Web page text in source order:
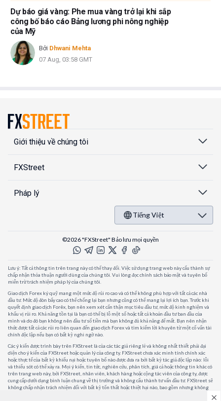
Dự báo giá vàng: Phe mua vàng trở lại khi sắp
công bố báo cáo Bảng lương phi nông nghiệp
của Mỹ
Bởi Dhwani Mehta
07 Aug, 03:58 GMT
Giới thiệu về chúng tôi
FXStreet
Pháp lý
Tiếng Việt
©2026 "FXStreet" Bảo lưu mọi quyền
Lưu ý: Tất cả thông tin trên trang này có thể thay đổi. Việc sử dụng trang web này cấu thành sự
chấp nhận thỏa thuận người dùng của chúng tôi. Vui lòng đọc chính sách bảo mật và tuyên bố
miễn trừ trách nhiệm pháp lý của chúng tôi.
Giao dịch Forex ký quỹ mang một mức độ rủi ro cao và có thể không phù hợp với tất cả các nhà
đầu tư. Mức độ đòn bẩy cao có thể chống lại bạn nhưng cũng có thể mang lại lợi ích bạn. Trước khi
quyết định giao dịch Forêx, bạn nên xem xét cẩn thận mục tiêu đầu tư, mức độ kinh nghiệm và
khẩu vị rủi ro. Khả năng tồn tại là bạn có thể bị lỗ một số hoặc tất cả khoản đầu tư ban đầu của
mình và do đó bạn không nên đầu tư số tiền mà bạn không đủ khả năng để mất. Bạn nên nhận
thức được tất cả các rủi ro liên quan đến giao dịch Forex và tìm kiếm lời khuyên từ một cố vấn tài
chính độc lập nếu bạn có bất kỳ nghi ngờ nào.
Các ý kiến được trình bày trên FXStreet là của các tác giả riêng lẻ và không nhất thiết phải đại
diện cho ý kiến của FXStreet hoặc quản lý của công ty. FXStreet chưa xác minh tính chính xác
hoặc thực tế của bất kỳ khiếu nại hoặc tuyên bố nào được đưa ra bởi bất kỳ tác giả độc lập nào: lỗi
và thiếu sót có thể xảy ra. Mọi ý kiến, tin tức, nghiên cứu, phân tích, giá cả hoặc thông tin khác có
trên trang web này, bởi FXStreet, nhân viên, khách hàng hoặc cộng tác viên của công ty, được
cung cấp dưới dạng bình luận chung về thị trường và không cấu thành tư vấn đầu tư. FXStreet sẽ
không chấp nhận trách nhiệm đối với bất kỳ tổn thất hoặc thiệt hại nào, bao gồm nhưng không